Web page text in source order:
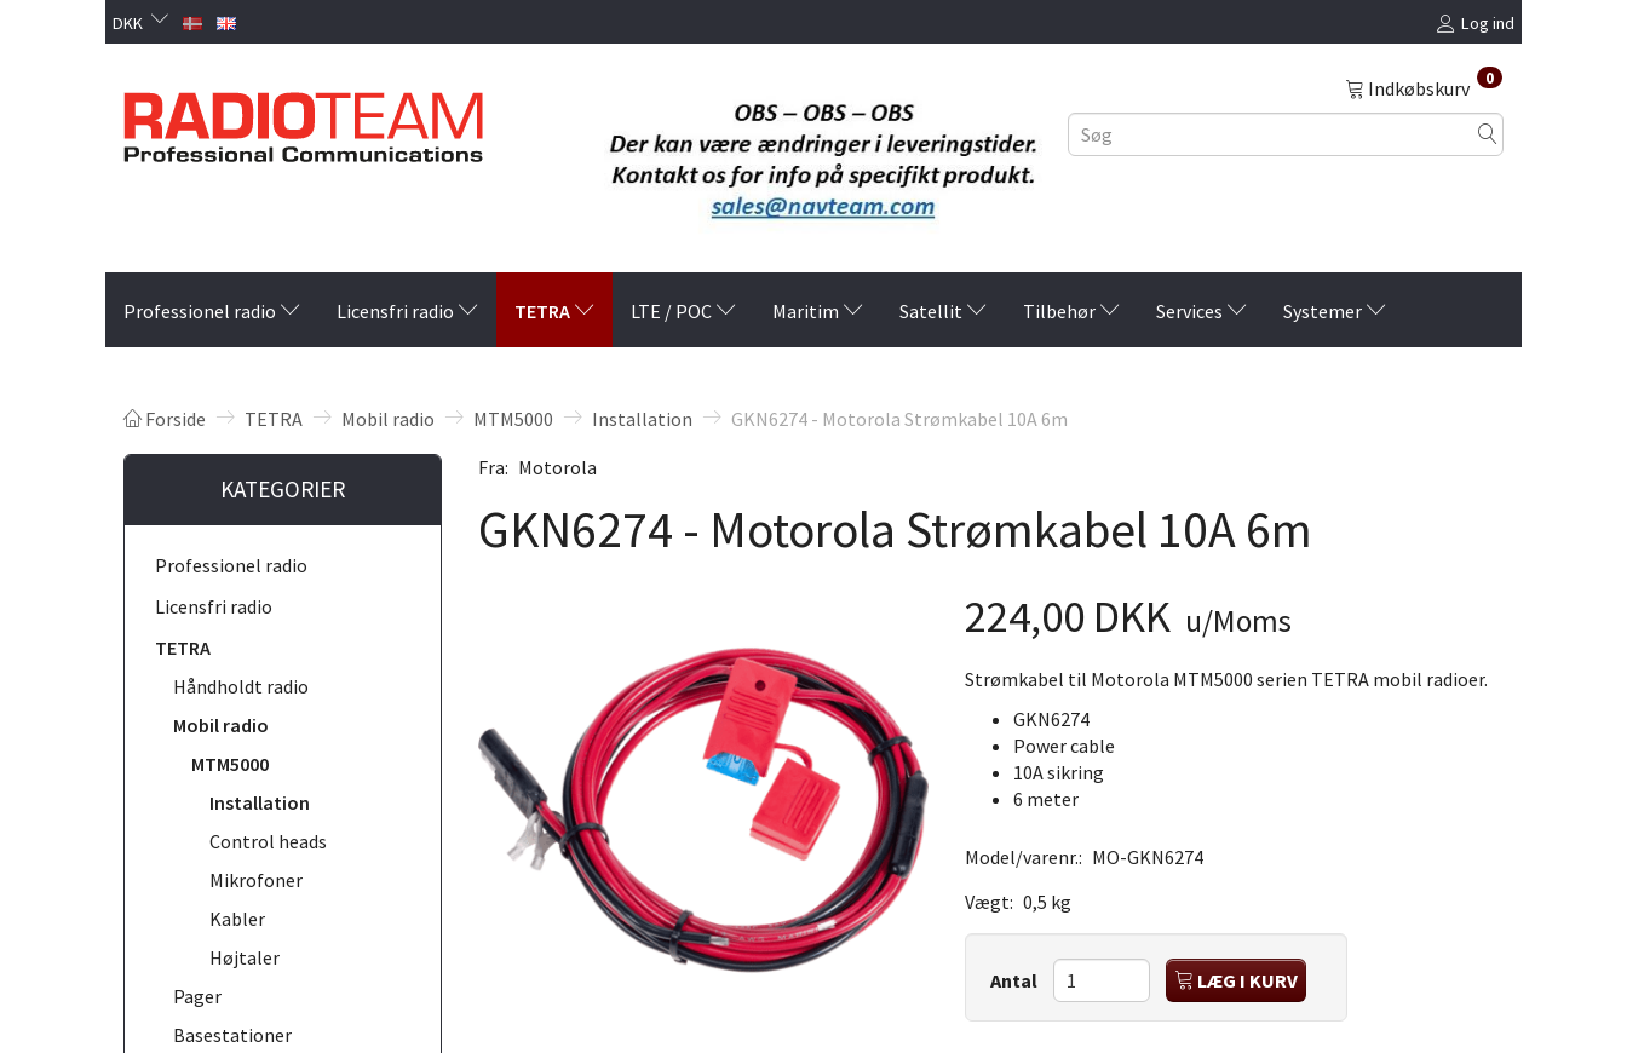
DKK Log ind
Indkøbskurv 0
Professionel radio Licensfri radio TETRA LTE / POC Maritim Satellit Tilbehør Services Systemer
Forside TETRA Mobil radio MTM5000 Installation GKN6274 - Motorola Strømkabel 10A 6m
KATEGORIER
Professionel radio
Licensfri radio
TETRA
Håndholdt radio
Mobil radio
MTM5000
Installation
Control heads
Mikrofoner
Kabler
Højtaler
Pager
Basestationer
Fra: Motorola
GKN6274 - Motorola Strømkabel 10A 6m
224,00 DKK u/Moms
Strømkabel til Motorola MTM5000 serien TETRA mobil radioer.
GKN6274
Power cable
10A sikring
6 meter
Model/varenr.: MO-GKN6274
Vægt: 0,5 kg
Antal LÆG I KURV